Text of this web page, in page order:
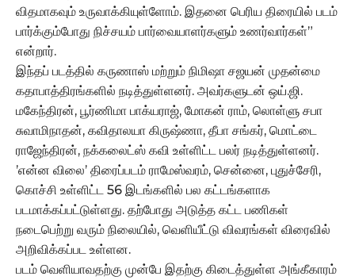
விதமாகவும் உருவாக்கியுள்ளோம். இதனை பெரிய திரையில் படம்
பார்க்கும்போது நிச்சயம் பார்வையாளர்களும் உணர்வார்கள்”
என்றார்.
இந்தப் படத்தில் கருணாஸ் மற்றும் நிமிஷா சஜயன் முதன்மை
கதாபாத்திரங்களில் நடித்துள்ளனர். அவர்களுடன் ஒய்.ஜி.
மகேந்திரன், பூர்ணிமா பாக்யராஜ், மோகன் ராம், லொள்ளு சபா
சுவாமிநாதன், கவிதாலயா கிருஷ்ணா, தீபா சங்கர், மொட்டை
ராஜேந்திரன், நக்கலைட்ஸ் கவி உள்ளிட்ட பலர் நடித்துள்ளனர்.
’என்ன விலை’ திரைப்படம் ராமேஸ்வரம், சென்னை, புதுச்சேரி,
கொச்சி உள்ளிட்ட 56 இடங்களில் பல கட்டங்களாக
படமாக்கப்பட்டுள்ளது. தற்போது அடுத்த கட்ட பணிகள்
நடைபெற்று வரும் நிலையில், வெளியீட்டு விவரங்கள் விரைவில்
அறிவிக்கப்பட உள்ளன.
படம் வெளியாவதற்கு முன்பே இதற்கு கிடைத்துள்ள அங்கீகாரம்